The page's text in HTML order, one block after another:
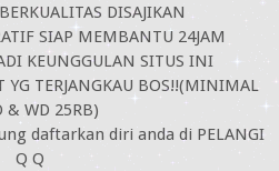
DISAJIKAN
SIAP MEMBANTU 24JAM
KEUNGGULAN SITUS INI
YG TERJANGKAU BOS!!(MINIMAL
& WD 25RB)
daftarkan diri anda di PELANGI
Q Q